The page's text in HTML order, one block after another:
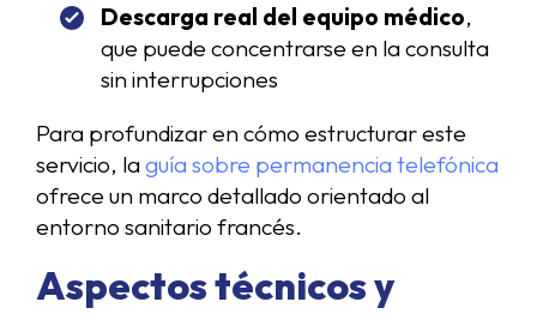
Descarga real del equipo médico,
que puede concentrarse en la consulta
sin interrupciones
Para profundizar en cómo estructurar este
servicio, laguía sobre permanencia telefónica
ofrece un marco detallado orientado al
entorno sanitario francés.
Aspectos técnicos y